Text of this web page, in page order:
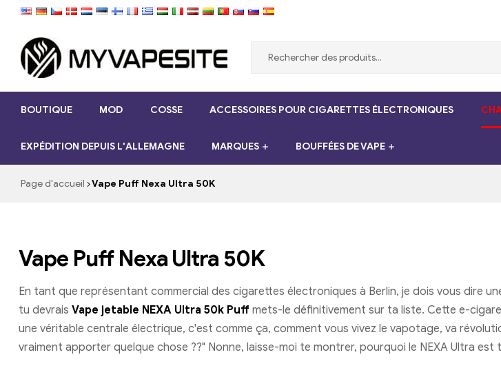
Myvapesite.de
e-
cigarettes
pas
myvapesite.de
BOUTIQUE MOD COSSE ACCESSOIRES POUR CIGARETTES ÉLECTRONIQUES
EXPÉDITION DEPUIS L'ALLEMAGNE MARQUES BOUFFÉES DE VAPE
Page d'accueil Vape Puff Nexa Ultra 50K
Vape Puff Nexa Ultra 50K
En tant que représentant commercial des cigarettes électroniques à Berlin, je dois vous dire
tu devrais Vape jetable NEXA Ultra 50k Puff mets-le définitivement sur ta liste. Cette e-
une véritable centrale électrique, c'est comme ça, comment vous vivez le vapotage, va
vraiment apporter quelque chose ??" Nonne, laisse-moi te montrer, pourquoi le NEXA Ultra